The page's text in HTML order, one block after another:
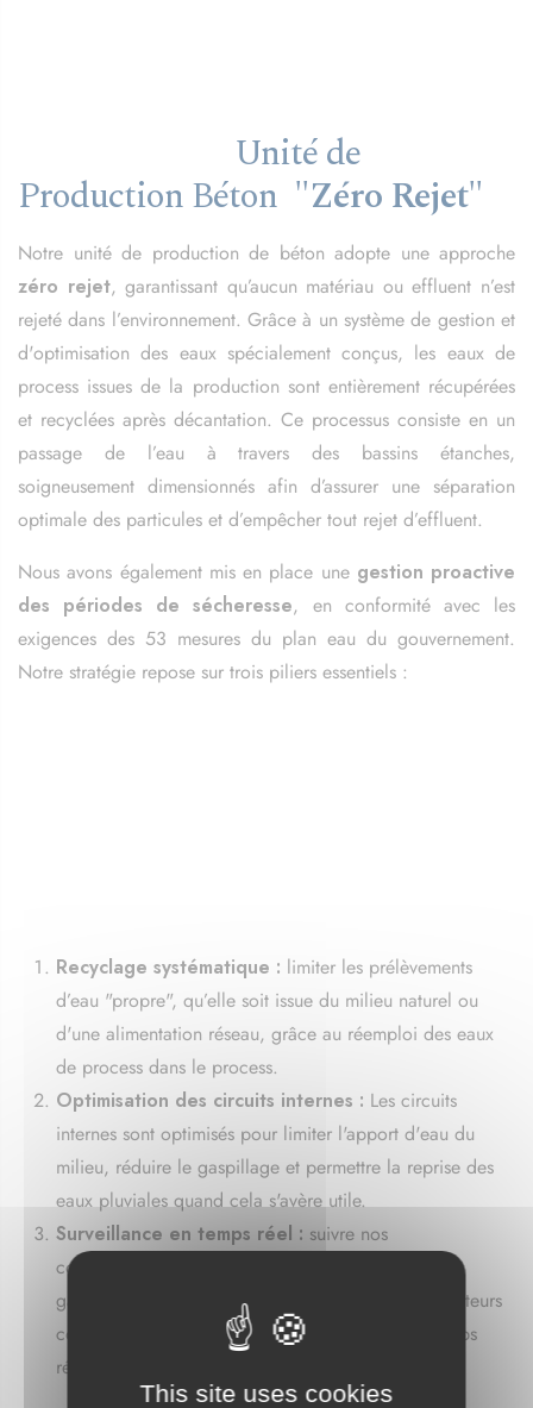
Unité de
Production Béton "Zéro Rejet"
Notre unité de production de béton adopte une approche
zéro rejet, garantissant qu’aucun matériau ou effluent n’est
rejeté dans l’environnement. Grâce à un système de gestion et
d'optimisation des eaux spécialement conçus, les eaux de
process issues de la production sont entièrement récupérées
et recyclées après décantation. Ce processus consiste en un
passage de l’eau à travers des bassins étanches,
soigneusement dimensionnés afin d’assurer une séparation
optimale des particules et d’empêcher tout rejet d’effluent.
Nous avons également mis en place une gestion proactive
des périodes de sécheresse, en conformité avec les
exigences des 53 mesures du plan eau du gouvernement.
Notre stratégie repose sur trois piliers essentiels :
Recyclage systématique : limiter les prélèvements
d’eau "propre", qu’elle soit issue du milieu naturel ou
d'une alimentation réseau, grâce au réemploi des eaux
de process dans le process.
Optimisation des circuits internes : Les circuits
internes sont optimisés pour limiter l'apport d'eau du
milieu, réduire le gaspillage et permettre la reprise des
eaux pluviales quand cela s'avère utile.
Surveillance en temps réel : suivre nos
consommations d’eau pour ajuster nos processus et
garantir un impact, grâce au déploiement de compteurs
connectés qui permettent une mesure quasi en temps
réel.
This site uses cookies